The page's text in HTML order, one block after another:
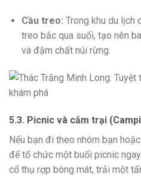
Cầu treo: Trong khu du lịch
treo bắc qua suối, tạo nên
và đậm chất núi rừng.
5.3. Picnic và cắm trại
Nếu bạn đi theo nhóm bạn
để tổ chức một buổi picnic
cổ thụ rợp bóng mát, trải một